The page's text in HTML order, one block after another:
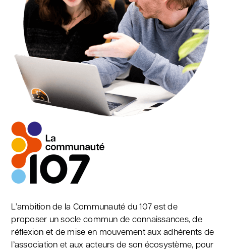
L’ambition de la Communauté du 107 est de
proposer un socle commun de connaissances, de
réflexion et de mise en mouvement aux adhérents de
l’association et aux acteurs de son écosystème, pour